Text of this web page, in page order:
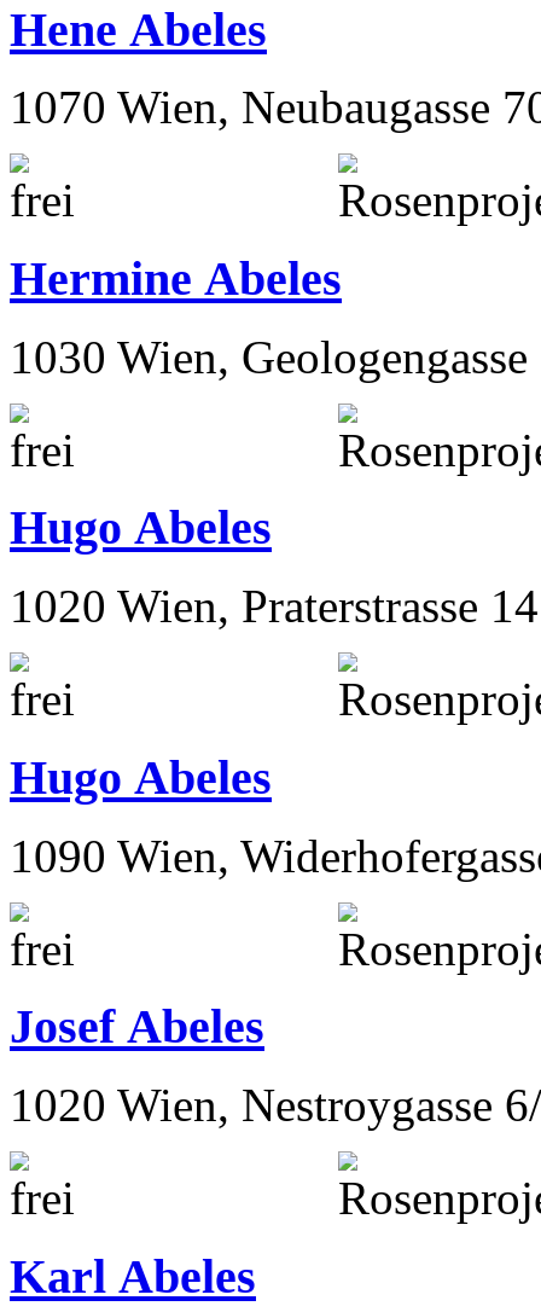
Hene Abeles
1070 Wien, Neubaugasse
Hermine Abeles
1030 Wien,
Hugo Abeles
1020 Wien, Praterstrasse 14
Hugo Abeles
1090 Wien,
Josef Abeles
1020 Wien, Nestroygasse
Karl Abeles